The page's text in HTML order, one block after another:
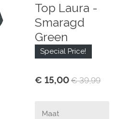
Top Laura -
Smaragd
Green
Special Price!
€ 15,00 € 39,99
Maat